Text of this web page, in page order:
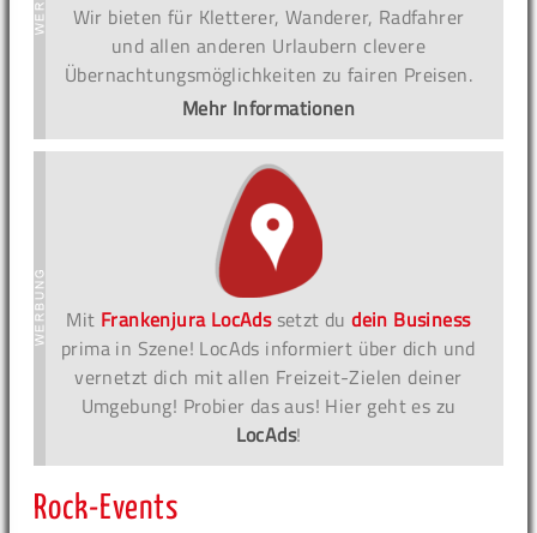
Wir bieten für Kletterer, Wanderer, Radfahrer
und allen anderen Urlaubern clevere
Übernachtungsmöglichkeiten zu fairen Preisen.
Mehr Informationen
Mit Frankenjura LocAdssetzt dudein Business
prima in Szene! LocAds informiert über dich und
vernetzt dich mit allen Freizeit-Zielen deiner
Umgebung! Probier das aus! Hier geht es zu
LocAds!
Rock-Events